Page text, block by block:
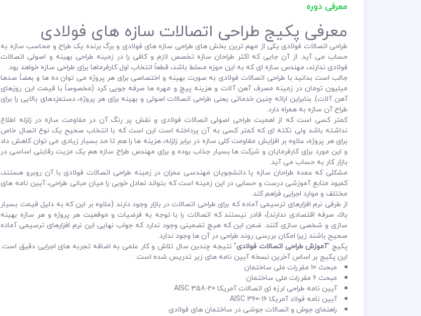
معرفی دوره
معرفی پکیج طراحی اتصالات سازه های فولادی
طراحی اتصالات فولادی یکی از مهم ترین بخش های طراحی سازه های فولادی و برگ برنده یک طراح و محاسب سازه به
حساب می آید. از آن جایی که اکثر طراحان سازه تخصص لازم و کافی را در زمینه طراحی بهینه و اصولی اتصالات
فولادی ندارند، مهندس سازه ای که به این حوزه مسلط باشد، قطعاً انتخاب اول کارفرماها برای طراحی سازه خواهد بود.
جالب است بدانید با طراحی اتصالات فولادی به صورت بهینه و اختصاصی برای هر پروژه می توان ده ها و بعضاً صدها
میلیون تومان در زمینه مصرف آهن آلات و هزینه پیچ و مهره ها صرفه جویی کرد (مخصوصاً با قیمت این روزهای
آهن آلات). بنابراین ارائه چنین خدماتی یعنی طراحی اتصالات اصولی و بهینه برای هر پروژه، دستمزدهای بالایی را برای
طراح آن سازه به همراه دارد.
کمتر کسی است که از اهمیت طراحی اصولی اتصالات فولادی و نقش پر رنگ آن در مقاومت سازه در زلزله اطلاع
نداشته باشد ولی نکته ای که کمتر کسی به آن پرداخته است این است که با انتخاب صحیح یک نوع اتصال خاص
برای هر پروژه، علاوه بر افزایش مقاومت کلی سازه در برابر زلزله، هزینه ها را هم تا حد بسیار زیادی می توان کاهش داد
و این مورد برای کارفرمایان و شرکت ها بسیار جذاب بوده و برای مهندس طراح سازه هم یک مزیت رقابتی اساسی در
بازار کار به حساب می آید.
مشکلی که عمده طراحان سازه یا دانشجویان مهندسی عمران در زمینه طراحی اتصالات فولادی با آن روبرو هستند،
کمبود منابع آموزشی درست و حسابی در این زمینه است که بتواند تعادل خوبی را میان مبانی طراحی، آیین نامه های
مختلف و موارد اجرایی فراهم کند.
از طرفی نرم افزارهای ترسیمی آماده که برای طراحی اتصالات در بازار وجود دارند (علاوه بر این که به دلیل قیمت بسیار
بالا، صرفه اقتصادی ندارند)، قادر نیستند که اتصالات را با توجه به فرضیات و موقعیت هر پروژه و هر سازه بهینه
سازی و شخصی سازی کنند. ضمن این که هیچ تضمینی وجود ندارد که جواب نهایی این نرم افزارهای ترسیمی آماده
صحیح باشند زیرا امکان بررسی روند طراحی در آن ها وجود ندارد.
پکیج "آموزش طراحی اتصالات فولادی" نتیجه چندین سال تلاش و کار علمی به اضافه تجربه های اجرایی دقیق است.
این پکیج بر اساس آخرین نسخه آیین نامه های زیر تدریس شده است:
مبحث 10 مقررات ملی ساختمان
مبحث 6 مقررات ملی ساختمان
آیین نامه طراحی لرزه ای اتصالات آمریکا AISC 358-20
آیین نامه فولاد آمریکا AISC 360-16
راهنمای جوش و اتصالات جوشی در ساختمان های فولادی